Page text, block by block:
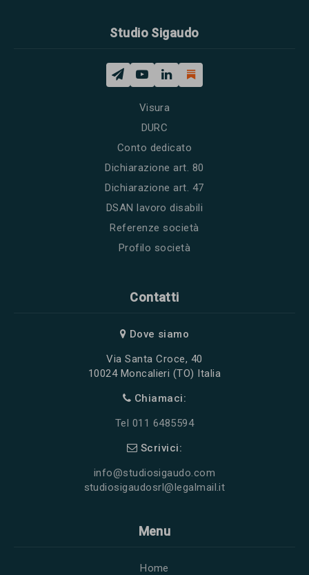
Studio Sigaudo
Visura
DURC
Conto dedicato
Dichiarazione art. 80
Dichiarazione art. 47
DSAN lavoro disabili
Referenze società
Profilo società
Contatti
Dove siamo
Via Santa Croce, 40
10024 Moncalieri (TO) Italia
Chiamaci:
Tel 011 6485594
Scrivici:
info@studiosigaudo.com
studiosigaudosrl@legalmail.it
Menu
Home